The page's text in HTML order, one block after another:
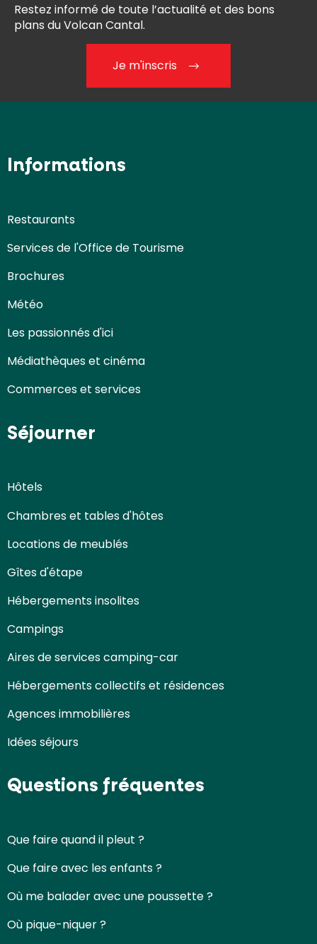
Restez informé de toute l’actualité et des bons
plans du Volcan Cantal.
Je m'inscris
Informations
Restaurants
Services de l'Office de Tourisme
Brochures
Météo
Les passionnés d'ici
Médiathèques et cinéma
Commerces et services
Séjourner
Hôtels
Chambres et tables d'hôtes
Locations de meublés
Gîtes d'étape
Hébergements insolites
Campings
Aires de services camping-car
Hébergements collectifs et résidences
Agences immobilières
Idées séjours
Questions fréquentes
Que faire quand il pleut ?
Que faire avec les enfants ?
Où me balader avec une poussette ?
Où pique-niquer ?